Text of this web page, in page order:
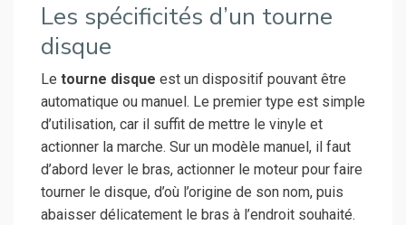
Les spécificités d’un tourne
disque
Le tourne disque est un dispositif pouvant être
automatique ou manuel. Le premier type est simple
d’utilisation, car il suffit de mettre le vinyle et
actionner la marche. Sur un modèle manuel, il faut
d’abord lever le bras, actionner le moteur pour faire
tourner le disque, d’où l’origine de son nom, puis
abaisser délicatement le bras à l’endroit souhaité.